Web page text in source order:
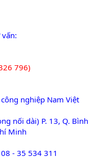
796)
nghiệp Nam Việt
nối dài) P. 13, Q. Bình
Minh
- 35 534 311